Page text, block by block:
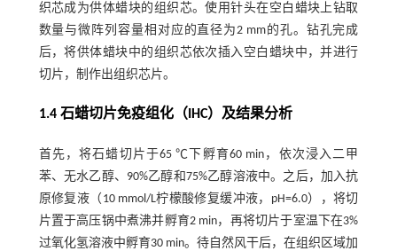
织芯成为供体蜡块的组织芯。使用针头在空白蜡块上钻取
数量与微阵列容量相对应的直径为2 mm的孔。钻孔完成
后，将供体蜡块中的组织芯依次插入空白蜡块中，并进行
切片，制作出组织芯片。
1.4 石蜡切片免疫组化（IHC）及结果分析
首先，将石蜡切片于65 ℃下孵育60 min，依次浸入二甲
苯、无水乙醇、90%乙醇和75%乙醇溶液中。之后，加入抗
原修复液（10 mmol/L柠檬酸修复缓冲液，pH=6.0），将切
片置于高压锅中煮沸并孵育2 min，再将切片于室温下在3%
过氧化氢溶液中孵育30 min。待自然风干后，在组织区域加